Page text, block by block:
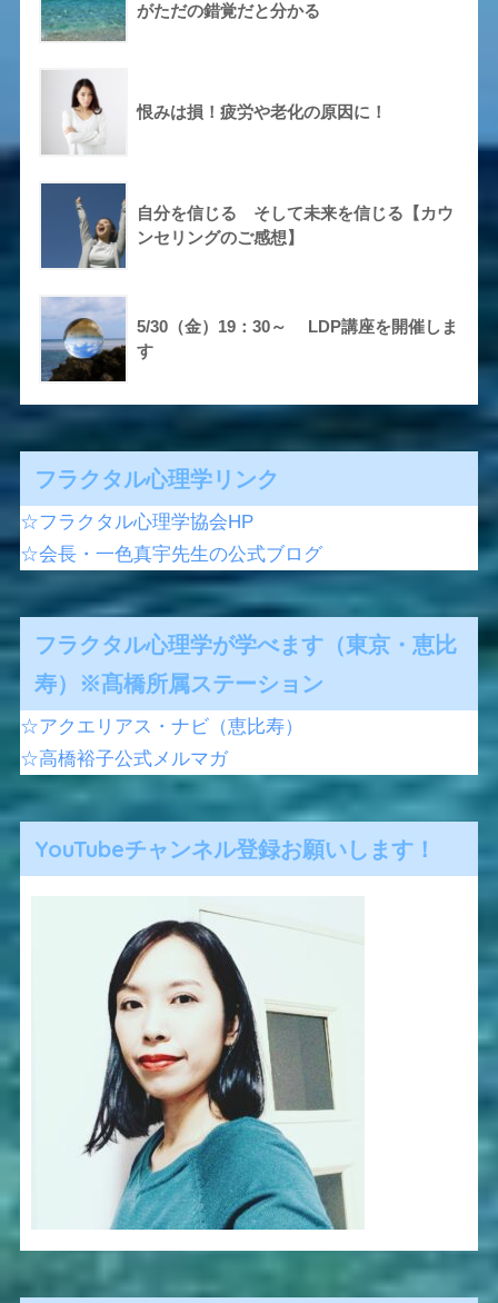
がただの錯覚だと分かる
恨みは損！疲労や老化の原因に！
自分を信じる そして未来を信じる【カウ
ンセリングのご感想】
5/30（金）19：30～ LDP講座を開催しま
す
フラクタル心理学リンク
☆フラクタル心理学協会HP
☆会長・一色真宇先生の公式ブログ
フラクタル心理学が学べます（東京・恵比
寿）※髙橋所属ステーション
☆アクエリアス・ナビ（恵比寿）
☆高橋裕子公式メルマガ
YouTubeチャンネル登録お願いします！